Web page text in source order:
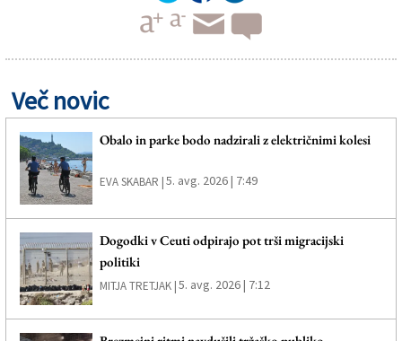
Več novic
Obalo in parke bodo nadzirali z električnimi kolesi
EVA SKABAR |5. avg. 2026 | 7:49
Dogodki v Ceuti odpirajo pot trši migracijski
politiki
MITJA TRETJAK |5. avg. 2026 | 7:12